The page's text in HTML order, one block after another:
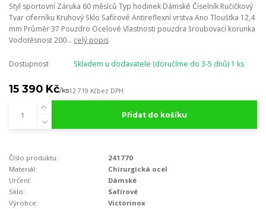
Styl sportovní Záruka 60 měsíců Typ hodinek Dámské Číselník Ručičkový
Tvar ciferníku Kruhový Sklo Safírové Antireflexní vrstva Ano Tloušťka 12,4
mm Průměr 37 Pouzdro Ocelové Vlastnosti pouzdra šroubovací korunka
Vodotěsnost 200... celý popis
Dostupnost Skladem u dodavatele (doručíme do 3-5 dnů) 1 ks
15 390 Kč/ks12 719 Kčbez DPH
Přidat do košíku
Číslo produktu:
241770
Materiál:
Chirurgická ocel
Určení:
Dámské
Sklo:
Safírové
Výrobce:
Victorinox